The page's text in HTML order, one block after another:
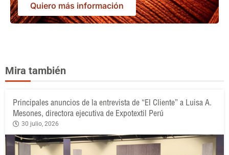
Quiero más información
Mira también
Principales anuncios de la entrevista de “El Cliente” a Luisa A.
Mesones, directora ejecutiva de Expotextil Perú
30 julio, 2026